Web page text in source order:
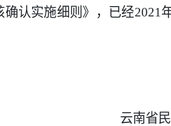
认实施细则》，已经2021
云南省